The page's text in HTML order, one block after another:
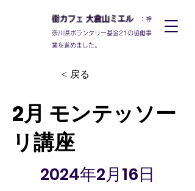
街カフェ 大倉山ミエル：神
奈川県ボランタリー基金21の協働事
業を進めました。
< 戻る
2月 モンテッソー
リ講座
2024年2月16日